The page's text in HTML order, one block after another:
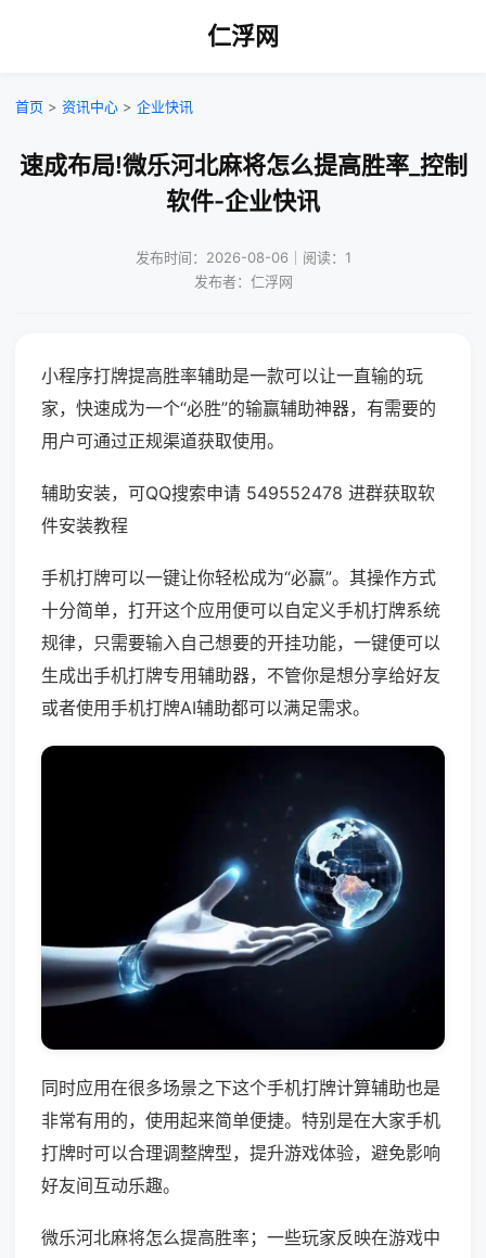
仁浮网
首页 > 资讯中心 > 企业快讯
速成布局!微乐河北麻将怎么提高胜率_控制
软件-企业快讯
发布时间：2026-08-06｜阅读：1
发布者：仁浮网
小程序打牌提高胜率辅助是一款可以让一直输的玩
家，快速成为一个“必胜”的输赢辅助神器，有需要的
用户可通过正规渠道获取使用。
辅助安装，可QQ搜索申请 549552478 进群获取软
件安装教程
手机打牌可以一键让你轻松成为“必赢”。其操作方式
十分简单，打开这个应用便可以自定义手机打牌系统
规律，只需要输入自己想要的开挂功能，一键便可以
生成出手机打牌专用辅助器，不管你是想分享给好友
或者使用手机打牌AI辅助都可以满足需求。
同时应用在很多场景之下这个手机打牌计算辅助也是
非常有用的，使用起来简单便捷。特别是在大家手机
打牌时可以合理调整牌型，提升游戏体验，避免影响
好友间互动乐趣。
微乐河北麻将怎么提高胜率；一些玩家反映在游戏中